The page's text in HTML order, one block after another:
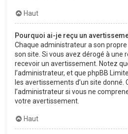
Haut
Pourquoi ai-je reçu un
Chaque administrateur a son
son site. Si vous avez dérogé à une
recevoir un avertissement. Notez
l’administrateur, et que phpBB
les avertissements d’un site donné.
l’administrateur si vous ne
votre avertissement.
Haut